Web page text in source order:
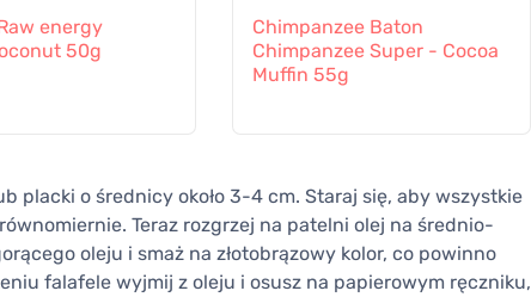
energy
50g
Chimpanzee Baton
Chimpanzee Super - Cocoa
Muffin 55g
placki o średnicy około 3-4 cm. Staraj się, aby wszystkie
Teraz rozgrzej na patelni olej na średnio-
oleju i smaż na złotobrązowy kolor, co powinno
falafele wyjmij z oleju i osusz na papierowym ręczniku,